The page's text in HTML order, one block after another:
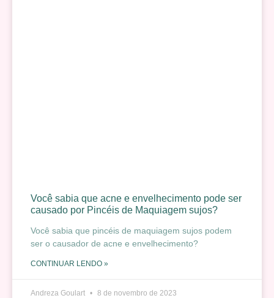
Você sabia que acne e envelhecimento pode ser
causado por Pincéis de Maquiagem sujos?
Você sabia que pincéis de maquiagem sujos podem
ser o causador de acne e envelhecimento?
CONTINUAR LENDO »
Andreza Goulart 8 de novembro de 2023